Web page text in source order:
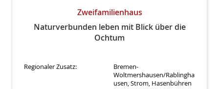
Zweifamilienhaus
Naturverbunden leben mit Blick über die
Ochtum
Regionaler Zusatz:
Bremen-
Woltmershausen/Rablingha
usen, Strom, Hasenbühren